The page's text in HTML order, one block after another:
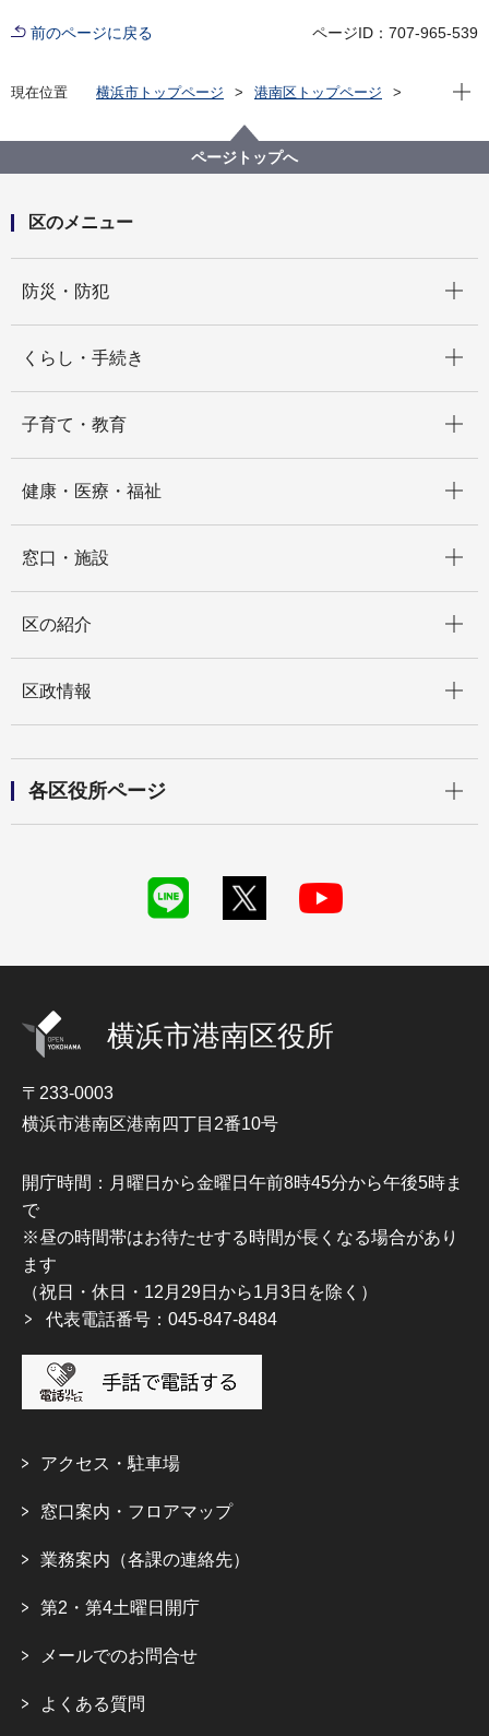
前のページに戻る ページID：707-965-539
現在位置 横浜市トップページ
港南区トップページ
現在
ページトップへ
区のメニュー
防災・防犯
くらし・手続き
子育て・教育
健康・医療・福祉
窓口・施設
区の紹介
区政情報
各区役所ページ
横浜市港南区役所
〒233-0003
横浜市港南区港南四丁目2番10号
開庁時間：月曜日から金曜日午前8時45分から午後5時ま
で
※昼の時間帯はお待たせする時間が長くなる場合があり
ます
（祝日・休日・12月29日から1月3日を除く）
代表電話番号：045-847-8484
アクセス・駐車場
窓口案内・フロアマップ
業務案内（各課の連絡先）
第2・第4土曜日開庁
メールでのお問合せ
よくある質問